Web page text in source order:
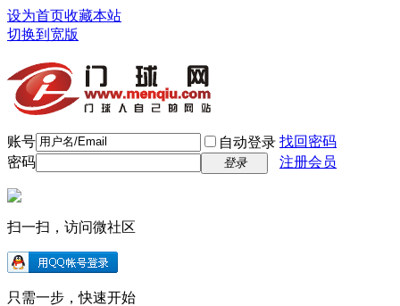
设为首页收藏本站
切换到宽版
账号 自动登录 找回密码
密码
登录 注册会员
扫一扫，访问微社区
只需一步，快速开始